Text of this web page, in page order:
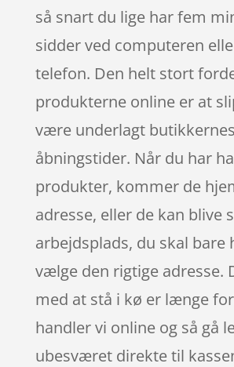
så snart du lige har fem
sidder ved computeren
telefon. Den helt stort
produkterne online er at
være underlagt butikkernes
åbningstider. Når du har
produkter, kommer de
adresse, eller de kan blive
arbejdsplads, du skal bare
vælge den rigtige adresse.
med at stå i kø er længe
handler vi online og så gå
ubesværet direkte til